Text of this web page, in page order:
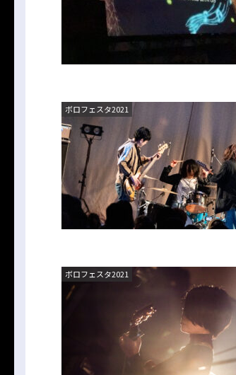
ボロフェスタ2021
ボロフェスタ2021